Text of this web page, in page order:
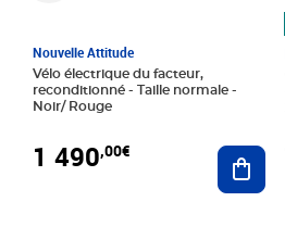
Nouvelle Attitude
Vélo électrique du facteur,
reconditionné - Taille normale -
Noir/ Rouge
1 490,00€